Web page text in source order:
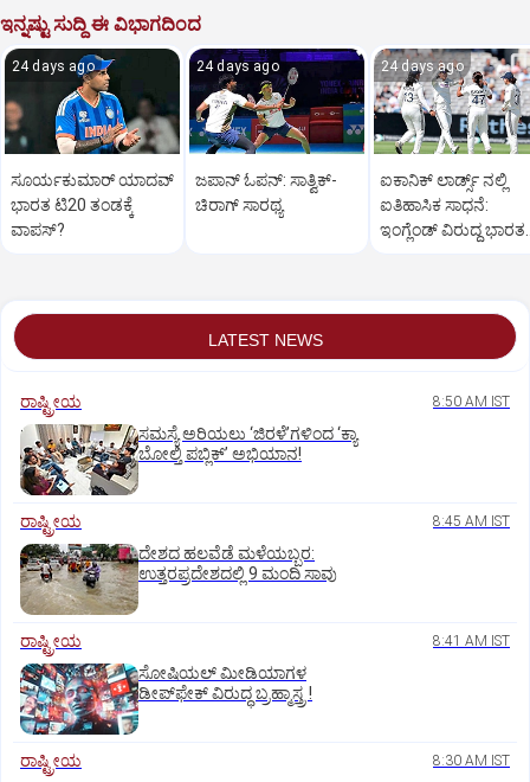
ಇನ್ನಷ್ಟು ಸುದ್ದಿ ಈ ವಿಭಾಗದಿಂದ
24 days ago
ಸೂರ್ಯಕುಮಾರ್‌ ಯಾದವ್
ಭಾರತ ಟಿ20 ತಂಡಕ್ಕೆ
ವಾಪಸ್‌?
24 days ago
ಜಪಾನ್‌ ಓಪನ್‌: ಸಾತ್ವಿಕ್‌-
ಚಿರಾಗ್‌ ಸಾರಥ್ಯ
24 days ago
ಐಕಾನಿಕ್‌ ಲಾರ್ಡ್ಸ್‌ ನಲ್ಲಿ
ಐತಿಹಾಸಿಕ ಸಾಧನೆ:
ಇಂಗ್ಲೆಂಡ್‌ ವಿರುದ್ದ
LATEST NEWS
ರಾಷ್ಟ್ರೀಯ 8:50 AM IST
ಸಮಸ್ಯೆ ಅರಿಯಲು ‘ಜಿರಳೆ’ಗಳಿಂದ ‘ಕ್ಯಾ
ಬೋಲ್ತಿ ಪಬ್ಲಿಕ್‌’ ಅಭಿಯಾನ!
ರಾಷ್ಟ್ರೀಯ 8:45 AM IST
ದೇಶದ ಹಲವೆಡೆ ಮಳೆಯಬ್ಬರ:
ಉತ್ತರಪ್ರದೇಶದಲ್ಲಿ 9 ಮಂದಿ ಸಾವು
ರಾಷ್ಟ್ರೀಯ 8:41 AM IST
ಸೋಷಿಯಲ್‌ ಮೀಡಿಯಾಗಳ
ಡೀಪ್‌ಫೇಕ್‌ ವಿರುದ್ಧ ಬ್ರಹ್ಮಾಸ್ತ್ರ !
ರಾಷ್ಟ್ರೀಯ 8:30 AM IST